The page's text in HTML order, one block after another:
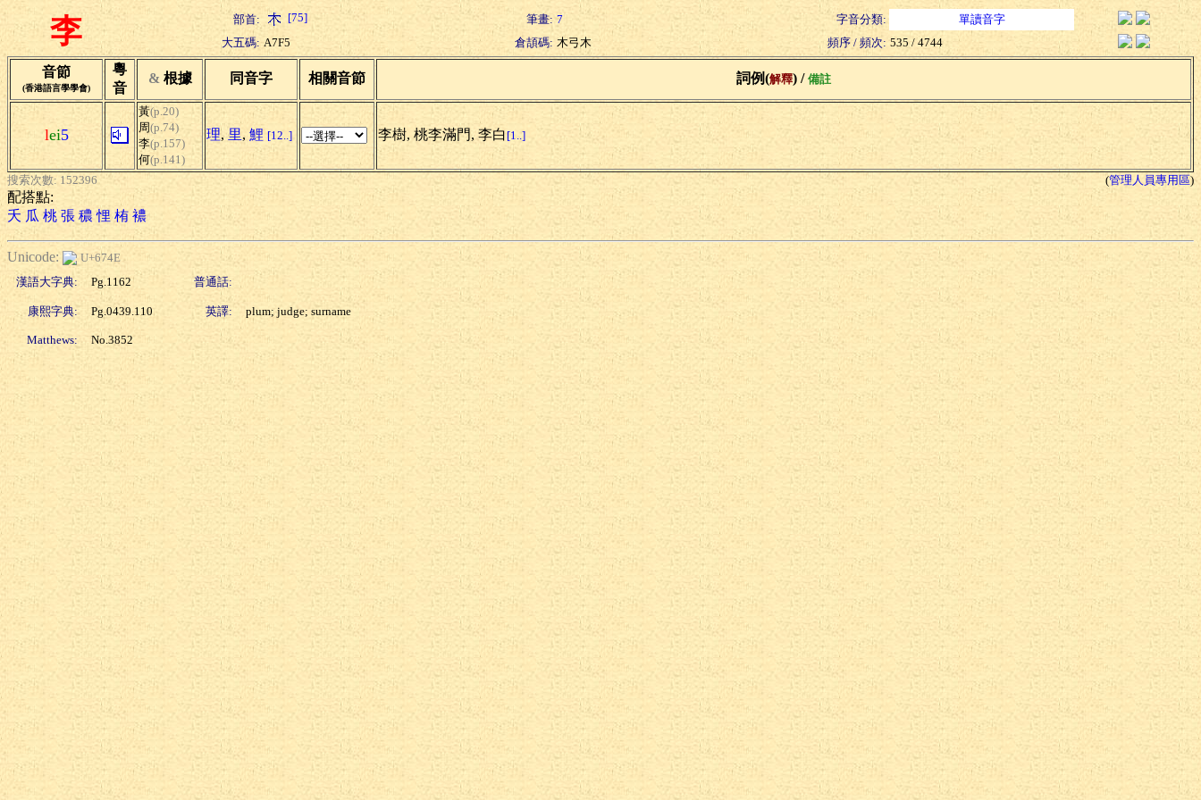
李 部首: [75] 筆畫: 7 字音分類:
單讀音字
大五碼: A7F5 倉頡碼: 木弓木 頻序 / 頻次: 535 / 4744
音節
(香港語言學學會)
粵
音
& 根據 同音字 相關音節 詞例(解釋) / 備註
lei5
黃(p.20)
周(p.74)
李(p.157)
何(p.141)
理, 里, 鯉 [12..] 李樹, 桃李滿門, 李白[1..]
搜索次數: 152396 (管理人員專用區)
配搭點:
夭 瓜 桃 張 穠 悝 栯 襛
Unicode:
U+674E
漢語大字典:
Pg.1162 普通話:
康熙字典: Pg.0439.110 英譯: plum; judge; surname
Matthews: No.3852